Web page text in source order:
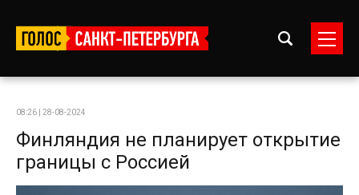
08:26 | 28-08-2024
Финляндия не планирует открытие
границы с Россией